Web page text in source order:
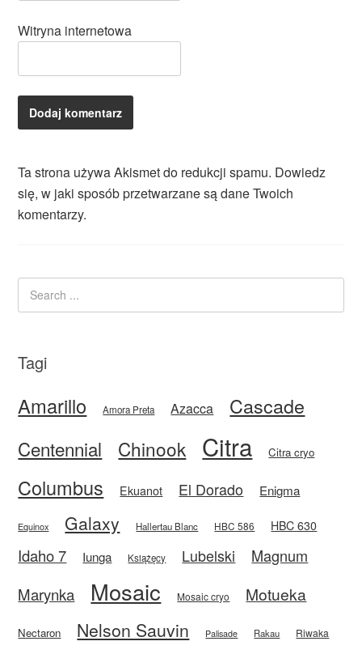
Witryna internetowa
Ta strona używa Akismet do redukcji spamu. Dowiedz
się, w jaki sposób przetwarzane są dane Twoich
komentarzy.
Tagi
Amarillo Amora Preta Azacca Cascade
Centennial Chinook Citra Citra cryo
Columbus Ekuanot El Dorado Enigma
Equinox Galaxy Hallertau Blanc HBC 586 HBC 630
Idaho 7 Iunga Książęcy Lubelski
Magnum
Marynka
Mosaic Mosaic cryo Motueka
Nectaron Nelson Sauvin Palisade Rakau Riwaka